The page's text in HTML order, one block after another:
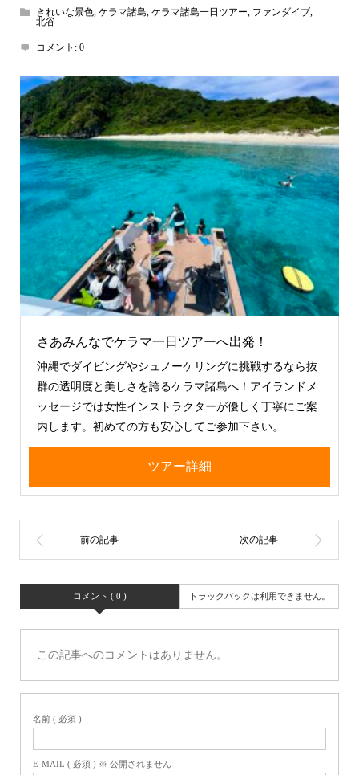
きれいな景色, ケラマ諸島, ケラマ諸島一日ツアー, ファンダイブ,
北谷
コメント: 0
さあみんなでケラマ一日ツアーへ出発！
沖縄でダイビングやシュノーケリングに挑戦するなら抜
群の透明度と美しさを誇るケラマ諸島へ！アイランドメ
ッセージでは女性インストラクターが優しく丁寧にご案
内します。初めての方も安心してご参加下さい。
ツアー詳細
コメント ( 0 ) トラックバックは利用できません。
この記事へのコメントはありません。
名前 ( 必須 )
E-MAIL ( 必須 ) ※ 公開されません